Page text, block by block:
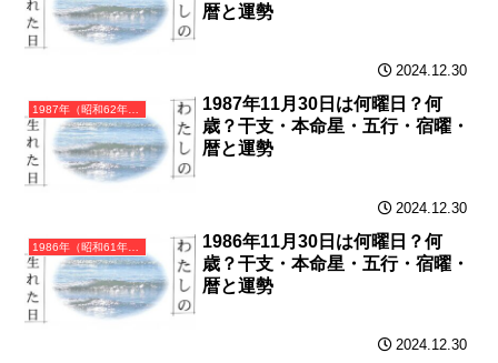
暦と運勢
2024.12.30
1987年（昭和62年）丁卯（ひのとう）・卯年（うさぎ年）カレンダー（月曜はじまり）
1987年11月30日は何曜日？何
歳？干支・本命星・五行・宿曜・
暦と運勢
2024.12.30
1986年（昭和61年）丙寅（ひのえとら）・寅年（とら年）カレンダー（月曜はじまり）
1986年11月30日は何曜日？何
歳？干支・本命星・五行・宿曜・
暦と運勢
2024.12.30